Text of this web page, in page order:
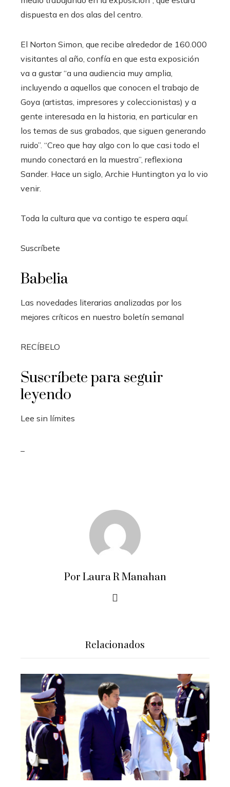
dispuesta en dos alas del centro.
El Norton Simon, que recibe alrededor de 160.000
visitantes al año, confía en que esta exposición
va a gustar “a una audiencia muy amplia,
incluyendo a aquellos que conocen el trabajo de
Goya (artistas, impresores y coleccionistas) y a
gente interesada en la historia, en particular en
los temas de sus grabados, que siguen generando
ruido”. “Creo que hay algo con lo que casi todo el
mundo conectará en la muestra”, reflexiona
Sander. Hace un siglo, Archie Huntington ya lo vio
venir.
Toda la cultura que va contigo te espera aquí.
Suscríbete
Babelia
Las novedades literarias analizadas por los
mejores críticos en nuestro boletín semanal
RECÍBELO
Suscríbete para seguir
leyendo
Lee sin límites
Por Laura R Manahan
Relacionados